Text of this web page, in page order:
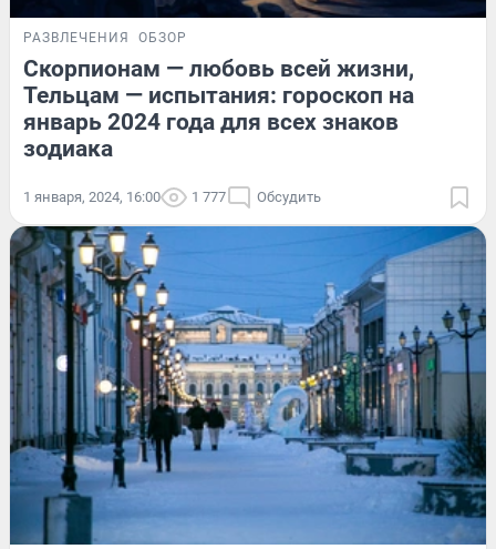
РАЗВЛЕЧЕНИЯ ОБЗОР
Скорпионам — любовь всей жизни,
Тельцам — испытания: гороскоп на
январь 2024 года для всех знаков
зодиака
1 января, 2024, 16:00 1 777 Обсудить